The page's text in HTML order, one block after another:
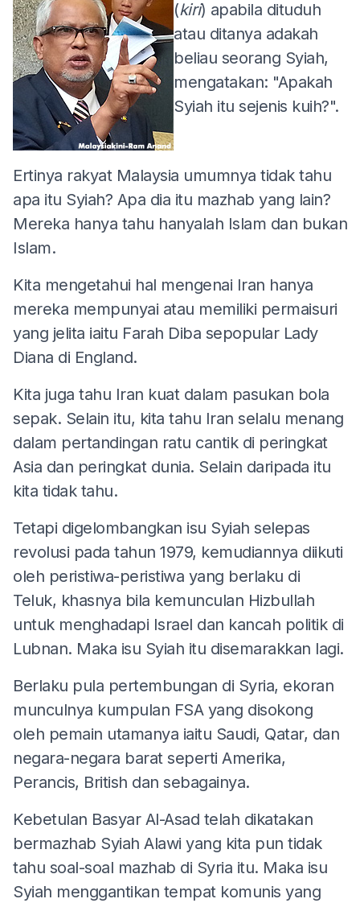
(kiri) apabila dituduh
atau ditanya adakah
beliau seorang Syiah,
mengatakan: "Apakah
Syiah itu sejenis kuih?".
Ertinya rakyat Malaysia umumnya tidak tahu
apa itu Syiah? Apa dia itu mazhab yang lain?
Mereka hanya tahu hanyalah Islam dan bukan
Islam.
Kita mengetahui hal mengenai Iran hanya
mereka mempunyai atau memiliki permaisuri
yang jelita iaitu Farah Diba sepopular Lady
Diana di England.
Kita juga tahu Iran kuat dalam pasukan bola
sepak. Selain itu, kita tahu Iran selalu menang
dalam pertandingan ratu cantik di peringkat
Asia dan peringkat dunia. Selain daripada itu
kita tidak tahu.
Tetapi digelombangkan isu Syiah selepas
revolusi pada tahun 1979, kemudiannya diikuti
oleh peristiwa-peristiwa yang berlaku di
Teluk, khasnya bila kemunculan Hizbullah
untuk menghadapi Israel dan kancah politik di
Lubnan. Maka isu Syiah itu disemarakkan lagi.
Berlaku pula pertembungan di Syria, ekoran
munculnya kumpulan FSA yang disokong
oleh pemain utamanya iaitu Saudi, Qatar, dan
negara-negara barat seperti Amerika,
Perancis, British dan sebagainya.
Kebetulan Basyar Al-Asad telah dikatakan
bermazhab Syiah Alawi yang kita pun tidak
tahu soal-soal mazhab di Syria itu. Maka isu
Syiah menggantikan tempat komunis yang